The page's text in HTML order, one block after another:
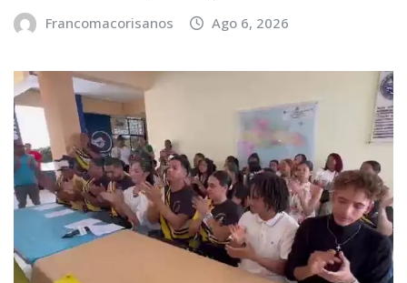
Francomacorisanos Ago 6, 2026